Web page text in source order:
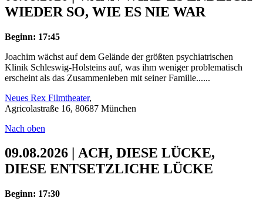
WIEDER SO, WIE ES NIE WAR
Beginn: 17:45
Joachim wächst auf dem Gelände der größten psychiatrischen
Klinik Schleswig-Holsteins auf, was ihm weniger problematisch
erscheint als das Zusammenleben mit seiner Familie......
Neues Rex Filmtheater,
Agricolastraße 16, 80687 München
Nach oben
09.08.2026 | ACH, DIESE LÜCKE,
DIESE ENTSETZLICHE LÜCKE
Beginn: 17:30